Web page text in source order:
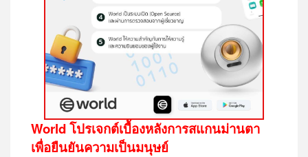
Worldโปรเจกต์เบื้องหลังการสแกนม่านตา
เพื่อยืนยันความเป็นมนุษย์